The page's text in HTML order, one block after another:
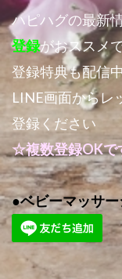
ハピハグの最新
登録がおススメ
登録特典も配信
LINE画面からレ
登録ください
☆複数登録OK
●ベビーマッサ